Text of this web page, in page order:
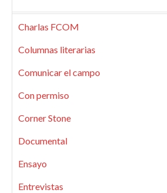
Charlas FCOM
Columnas literarias
Comunicar el campo
Con permiso
Corner Stone
Documental
Ensayo
Entrevistas